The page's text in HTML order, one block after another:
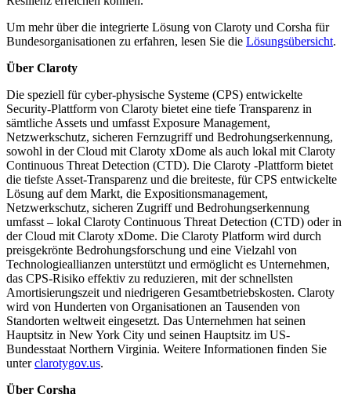
Um mehr über die integrierte Lösung von Claroty und Corsha für
Bundesorganisationen zu erfahren, lesen Sie die Lösungsübersicht.
Über Claroty
Die speziell für cyber-physische Systeme (CPS) entwickelte
Security-Plattform von Claroty bietet eine tiefe Transparenz in
sämtliche Assets und umfasst Exposure Management,
Netzwerkschutz, sicheren Fernzugriff und Bedrohungserkennung,
sowohl in der Cloud mit Claroty xDome als auch lokal mit Claroty
Continuous Threat Detection (CTD). Die Claroty -Plattform bietet
die tiefste Asset-Transparenz und die breiteste, für CPS entwickelte
Lösung auf dem Markt, die Expositionsmanagement,
Netzwerkschutz, sicheren Zugriff und Bedrohungserkennung
umfasst – lokal Claroty Continuous Threat Detection (CTD) oder in
der Cloud mit Claroty xDome. Die Claroty Platform wird durch
preisgekrönte Bedrohungsforschung und eine Vielzahl von
Technologieallianzen unterstützt und ermöglicht es Unternehmen,
das CPS-Risiko effektiv zu reduzieren, mit der schnellsten
Amortisierungszeit und niedrigeren Gesamtbetriebskosten. Claroty
wird von Hunderten von Organisationen an Tausenden von
Standorten weltweit eingesetzt. Das Unternehmen hat seinen
Hauptsitz in New York City und seinen Hauptsitz im US-
Bundesstaat Northern Virginia. Weitere Informationen finden Sie
unterclarotygov.us.
Über Corsha